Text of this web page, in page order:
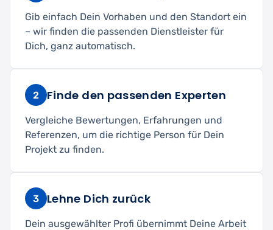
Gib einfach Dein Vorhaben und den Standort ein
– wir finden die passenden Dienstleister für
Dich, ganz automatisch.
2 Finde den passenden Experten
Vergleiche Bewertungen, Erfahrungen und
Referenzen, um die richtige Person für Dein
Projekt zu finden.
3 Lehne Dich zurück
Dein ausgewählter Profi übernimmt Deine Arbeit